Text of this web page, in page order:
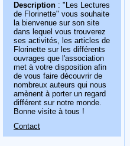
Description : "Les Lectures
de Florinette" vous souhaite
la bienvenue sur son site
dans lequel vous trouverez
ses activités, les articles de
Florinette sur les différents
ouvrages que l'association
met à votre disposition afin
de vous faire découvrir de
nombreux auteurs qui nous
amènent à porter un regard
différent sur notre monde.
Bonne visite à tous !
Contact